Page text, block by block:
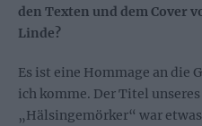
den Texten und dem Cover
Linde?
Es ist eine Hommage an die
ich komme. Der Titel
„Hälsingemörker“ war